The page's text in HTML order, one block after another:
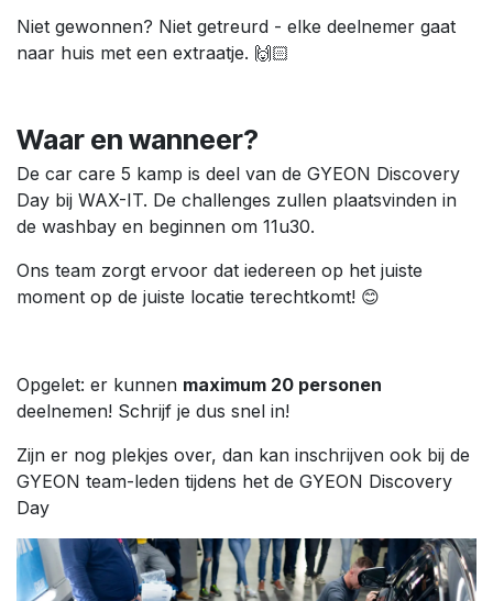
Niet gewonnen? Niet getreurd - elke deelnemer gaat
naar huis met een extraatje. 🙌🏻
Waar en wanneer?
De car care 5 kamp is deel van de GYEON Discovery
Day bij WAX-IT. De challenges zullen plaatsvinden in
de washbay en beginnen om 11u30.
Ons team zorgt ervoor dat iedereen op het juiste
moment op de juiste locatie terechtkomt! 😊
Opgelet: er kunnen maximum 20 personen
deelnemen! Schrijf je dus snel in!
Zijn er nog plekjes over, dan kan inschrijven ook bij de
GYEON team-leden tijdens het de GYEON Discovery
Day